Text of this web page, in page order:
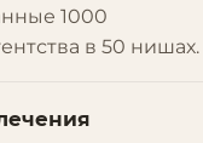
1000
в 50 нишах.